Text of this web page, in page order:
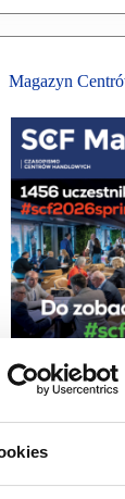
Magazyn
wysyłka
handlowej,